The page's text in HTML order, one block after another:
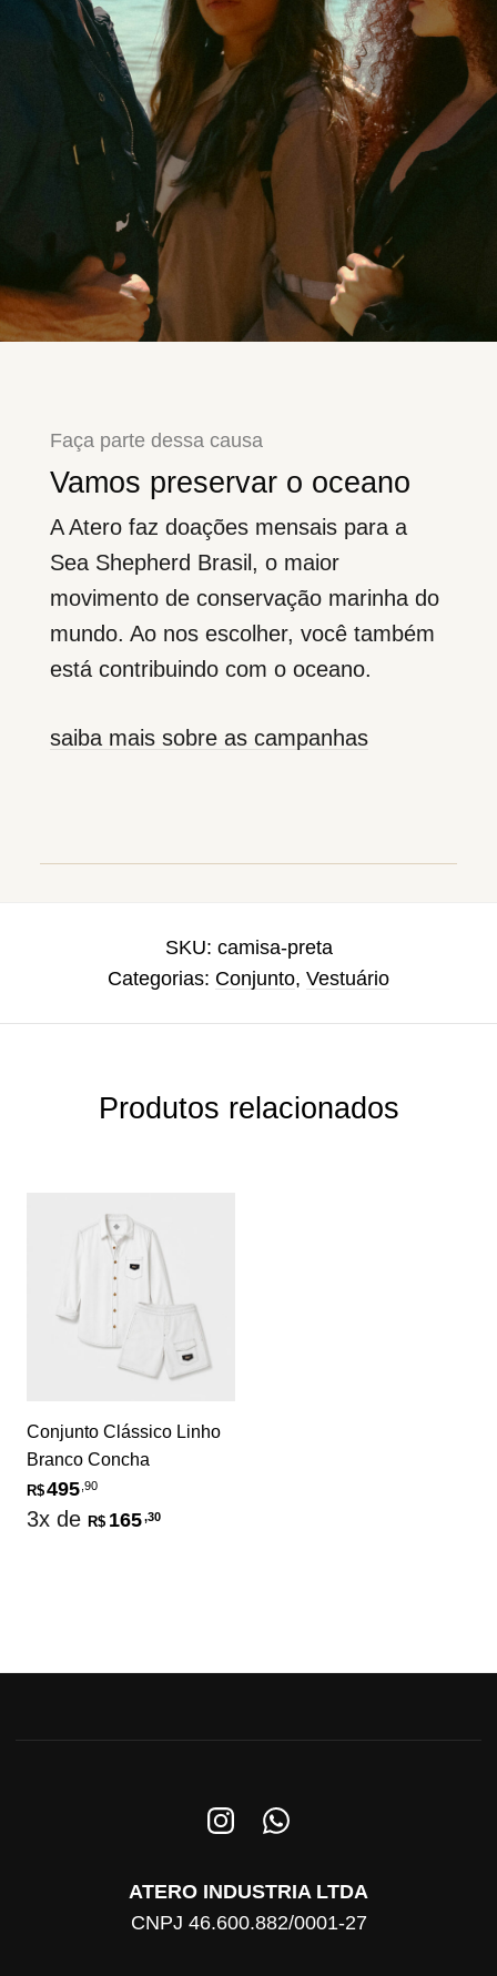
Faça parte dessa causa
Vamos preservar o oceano
A Atero faz doações mensais para a
Sea Shepherd Brasil, o maior
movimento de conservação marinha do
mundo. Ao nos escolher, você também
está contribuindo com o oceano.
saiba mais sobre as campanhas
SKU: camisa-preta
Categorias: Conjunto, Vestuário
Produtos relacionados
Conjunto Clássico Linho
Branco Concha
R$495 ,90
3x de R$ 165,30
ATERO INDUSTRIA LTDA
CNPJ 46.600.882/0001-27